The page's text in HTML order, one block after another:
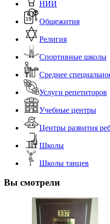
НИИ
Общежития
Религия
Спортивные школы
Среднее
Услуги репетиторов
Учебные центры
Центры развития
Школы
Школы танцев
Вы смотрели